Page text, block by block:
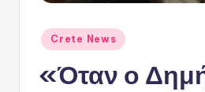
Αναρτήθηκε
σε
Crete News
«Όταν ο